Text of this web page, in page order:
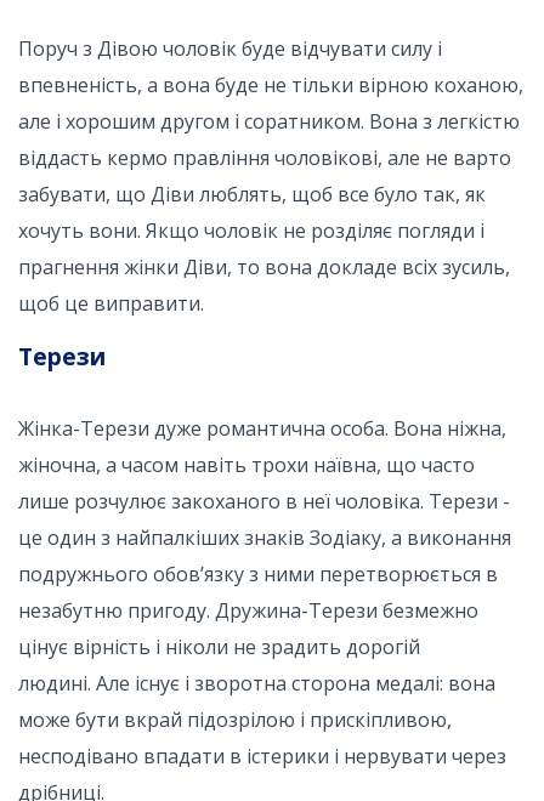
Поруч з Дівою чоловік буде відчувати силу і
впевненість, а вона буде не тільки вірною коханою,
але і хорошим другом і соратником. Вона з легкістю
віддасть кермо правління чоловікові, але не варто
забувати, що Діви люблять, щоб все було так, як
хочуть вони. Якщо чоловік не розділяє погляди і
прагнення жінки Діви, то вона докладе всіх зусиль,
щоб це виправити.
Терези
Жінка-Терези дуже романтична особа. Вона ніжна,
жіночна, а часом навіть трохи наївна, що часто
лише розчулює закоханого в неї чоловіка. Терези -
це один з найпалкіших знаків Зодіаку, а виконання
подружнього обов’язку з ними перетворюється в
незабутню пригоду. Дружина-Терези безмежно
цінує вірність і ніколи не зрадить дорогій
людині. Але існує і зворотна сторона медалі: вона
може бути вкрай підозрілою і прискіпливою,
несподівано впадати в істерики і нервувати через
дрібниці.